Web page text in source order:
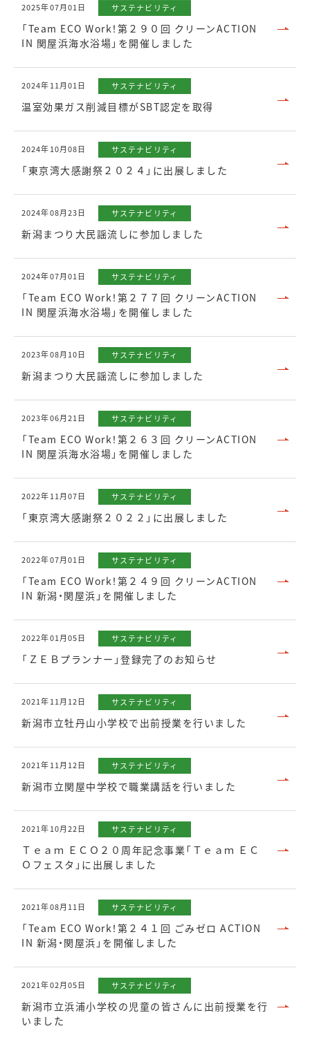
2025年07月01日 サステナビリティ
「Team ECO Work！第２９０回 クリーンACTION
IN 関屋浜海水浴場」を開催しました
2024年11月01日 サステナビリティ
温室効果ガス削減目標がSBT認定を取得
2024年10月08日 サステナビリティ
「東京湾大感謝祭２０２４」に出展しました
2024年08月23日 サステナビリティ
新潟まつり大民謡流しに参加しました
2024年07月01日 サステナビリティ
「Team ECO Work！第２７７回 クリーンACTION
IN 関屋浜海水浴場」を開催しました
2023年08月10日 サステナビリティ
新潟まつり大民謡流しに参加しました
2023年06月21日 サステナビリティ
「Team ECO Work！第２６３回 クリーンACTION
IN 関屋浜海水浴場」を開催しました
2022年11月07日 サステナビリティ
「東京湾大感謝祭２０２２」に出展しました
2022年07月01日 サステナビリティ
「Team ECO Work！第２４９回 クリーンACTION
IN 新潟・関屋浜」を開催しました
2022年01月05日 サステナビリティ
「ＺＥＢプランナー」登録完了のお知らせ
2021年11月12日 サステナビリティ
新潟市立牡丹山小学校で出前授業を行いました
2021年11月12日 サステナビリティ
新潟市立関屋中学校で職業講話を行いました
2021年10月22日 サステナビリティ
Ｔｅａｍ ＥＣＯ２０周年記念事業「Ｔｅａｍ ＥＣ
Ｏフェスタ」に出展しました
2021年08月11日 サステナビリティ
「Team ECO Work！第２４１回 ごみゼロ ACTION
IN 新潟・関屋浜」を開催しました
2021年02月05日 サステナビリティ
新潟市立浜浦小学校の児童の皆さんに出前授業を行
いました